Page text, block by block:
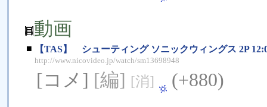
動画
■ 【TAS】 シューティング ソニックウィングス 2P
http://www.nicovideo.jp/watch/sm13698948
[コメ] [編] [消] (+880)